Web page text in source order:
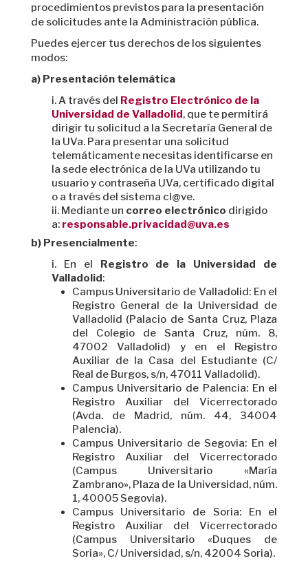
procedimientos previstos para la presentación
de solicitudes ante la Administración pública.
Puedes ejercer tus derechos de los siguientes
modos:
a) Presentación telemática
A través del Registro Electrónico de la
Universidad de Valladolid, que te permitirá
dirigir tu solicitud a la Secretaría General de
la UVa. Para presentar una solicitud
telemáticamente necesitas identificarse en
la sede electrónica de la UVa utilizando tu
usuario y contraseña UVa, certificado digital
o a través del sistema cl@ve.
Mediante un correo electrónico dirigido
a: responsable.privacidad@uva.es
b) Presencialmente:
En el Registro de la Universidad de
Valladolid:
Campus Universitario de Valladolid: En el
Registro General de la Universidad de
Valladolid (Palacio de Santa Cruz, Plaza
del Colegio de Santa Cruz, núm. 8,
47002 Valladolid) y en el Registro
Auxiliar de la Casa del Estudiante (C/
Real de Burgos, s/n, 47011 Valladolid).
Campus Universitario de Palencia: En el
Registro Auxiliar del Vicerrectorado
(Avda. de Madrid, núm. 44, 34004
Palencia).
Campus Universitario de Segovia: En el
Registro Auxiliar del Vicerrectorado
(Campus Universitario «María
Zambrano», Plaza de la Universidad, núm.
1, 40005 Segovia).
Campus Universitario de Soria: En el
Registro Auxiliar del Vicerrectorado
(Campus Universitario «Duques de
Soria», C/ Universidad, s/n, 42004 Soria).